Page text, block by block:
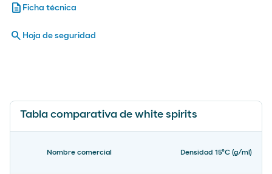
description Ficha técnica
search Hoja de seguridad
Tabla comparativa de white spirits
Nombre comercial Densidad 15ºC (g/ml)